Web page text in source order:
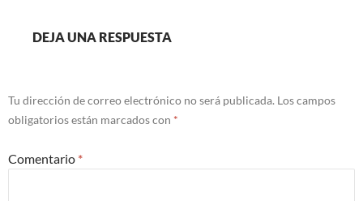
DEJA UNA RESPUESTA
Tu dirección de correo electrónico no será publicada. Los campos
obligatorios están marcados con *
Comentario *